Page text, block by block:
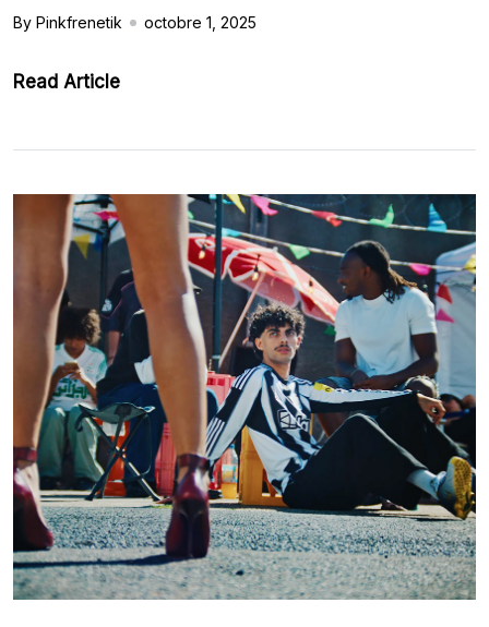
By Pinkfrenetik octobre 1, 2025
Read Article